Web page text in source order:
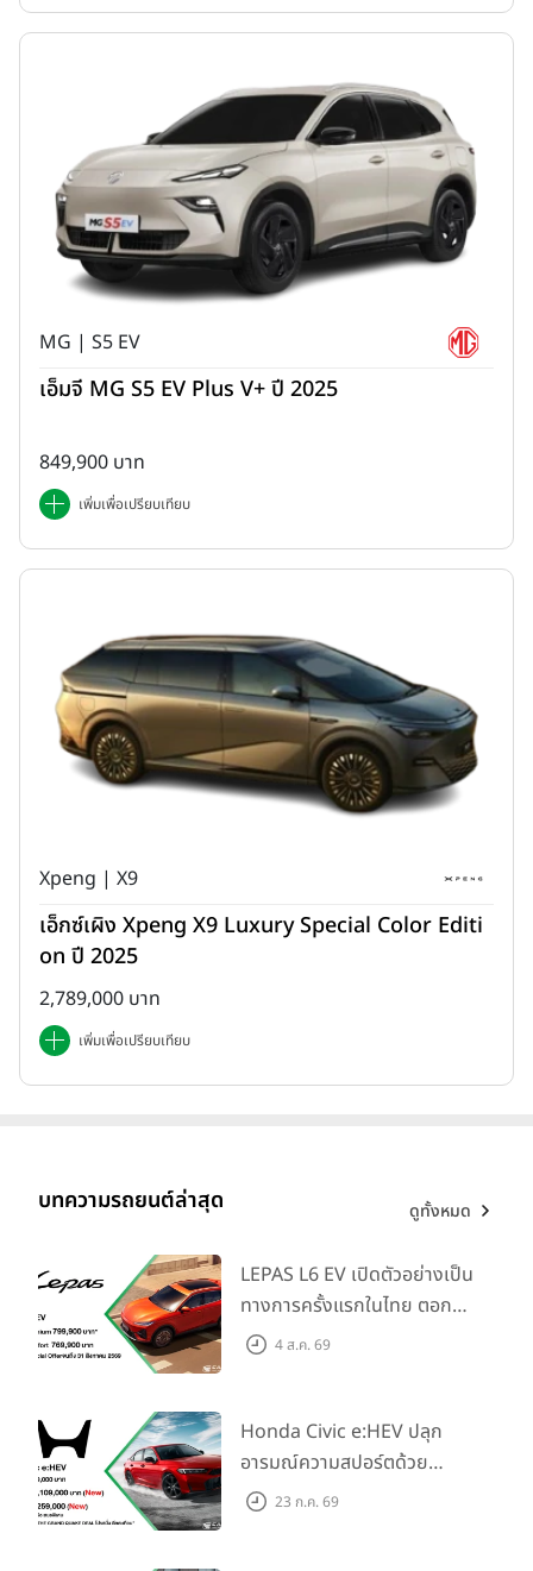
"HONGQI E-HS9"เป็นผลงานการออกแบบของไจล์ส เทย์เลอร์
(Giles Taylor)นักออกแบบรถยนต์ชาวอังกฤษ ผู้เคยออกแบบให้โรล
ส์-รอยซ์ที่หลอมรวมความคลาสสิกเข้ากับความล้ำสมัยได้อย่างลงตัว ด้วย
ขุมพลังการขับเคลื่อน AWD (All-Wheel Drive) กำลังมอเตอร์คู่สูงสุด
362 กิโลวัตต์ 493 แรงม้า ให้แรงบิดสูงสุด 606 นิวตันเมตร อัตราเร่ง
0-100 กม./ชม. ในเวลาเพียง 5.5 วินาที แบตเตอรี่ Ternary Lithium
ความจุสูง 120 kWh วิ่งได้ไกลสูงสุดถึง 760 กิโลเมตร (CLTC) รองรับ
ช่วยเหลือการขับขี่อัตโนมัติ ที่มาพร้อมเทคโนโลยีความปลอดภัยอัจฉริยะ
รอบคัน
ทางครั้งประวัติศาสตร์"หนึ่งเส้นทาง หนึ่งการเชื่อมโยง One Belt
One Road"ผ่านความท้าทายกว่า 6,000 กิโลเมตร จากกำแพงเมือง
จีน ผ่าน สปป.ลาว เข้าสู่กรุงเทพมหานคร ด้วยความราบรื่น ไม่มีปัญหาแต่
อย่างใด
ทั้งนี้ เมโทร กรุ๊ป มีแผนเดินหน้าขยายเครือข่ายผู้จำหน่ายรวม 10 แห่ง
ภายในระยะเวลา 3 ปี โดยปักธงในพื้นที่กรุงเทพฯ และหัวเมืองใหญ่ทั่วทุก
ภูมิภาค ควบคู่ไปกับการสร้างความเชื่อมั่นรอบด้าน ทั้งกิจกรรมการตลาด
เชิงรุก และการยกระดับบริการหลังการขายที่ครบวงจร พร้อมการัน
MG | S5 EV
เอ็มจี MG S5 EV Plus V+ ปี 2025
849,900 บาท
เพิ่มเพื่อเปรียบเทียบ
Xpeng | X9
เอ็กซ์เผิง Xpeng X9 Luxury Special Color Editi
on ปี 2025
2,789,000 บาท
เพิ่มเพื่อเปรียบเทียบ
บทความรถยนต์ล่าสุด ดูทั้งหมด
LEPAS L6 EV เปิดตัวอย่างเป็น
ทางการครั้งแรกในไทย ตอกย้ำ
วิสัยทัศน์ “Drive Your
4 ส.ค. 69
Honda Civic e:HEV ปลุก
อารมณ์ความสปอร์ตด้วย
Honda S+ Shift ครั้งแรกใน
23 ก.ค. 69